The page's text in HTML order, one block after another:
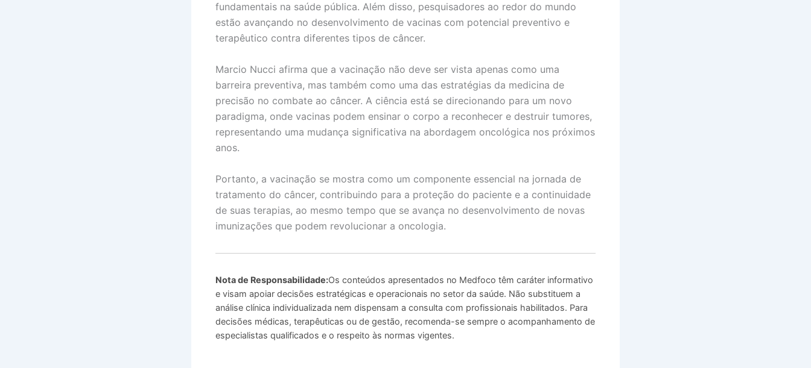
fundamentais na saúde pública. Além disso, pesquisadores ao redor do mundo
estão avançando no desenvolvimento de vacinas com potencial preventivo e
terapêutico contra diferentes tipos de câncer.
Marcio Nucci afirma que a vacinação não deve ser vista apenas como uma
barreira preventiva, mas também como uma das estratégias da medicina de
precisão no combate ao câncer. A ciência está se direcionando para um novo
paradigma, onde vacinas podem ensinar o corpo a reconhecer e destruir tumores,
representando uma mudança significativa na abordagem oncológica nos próximos
anos.
Portanto, a vacinação se mostra como um componente essencial na jornada de
tratamento do câncer, contribuindo para a proteção do paciente e a continuidade
de suas terapias, ao mesmo tempo que se avança no desenvolvimento de novas
imunizações que podem revolucionar a oncologia.
Nota de Responsabilidade:Os conteúdos apresentados no Medfoco têm caráter informativo
e visam apoiar decisões estratégicas e operacionais no setor da saúde. Não substituem a
análise clínica individualizada nem dispensam a consulta com profissionais habilitados. Para
decisões médicas, terapêuticas ou de gestão, recomenda-se sempre o acompanhamento de
especialistas qualificados e o respeito às normas vigentes.